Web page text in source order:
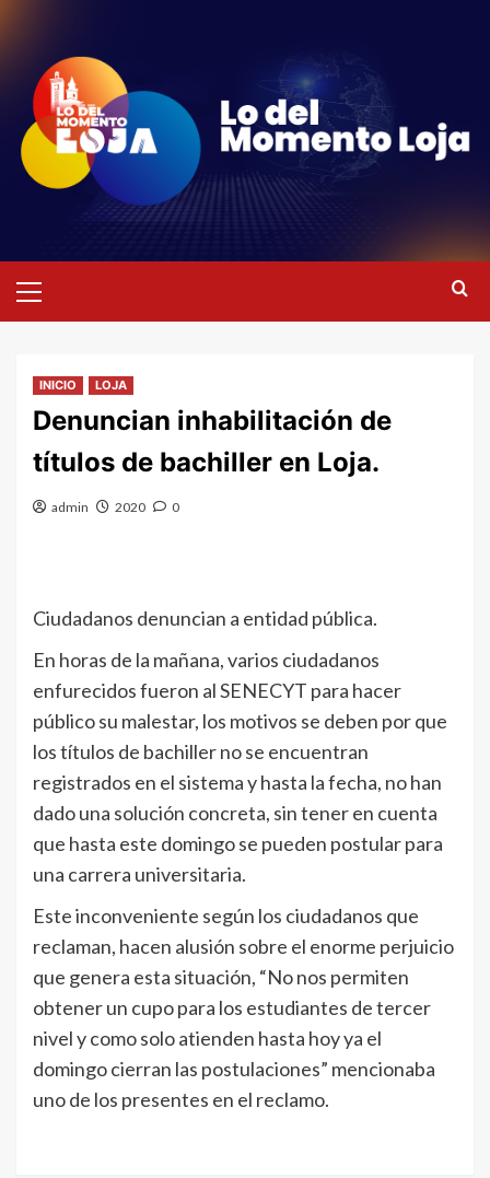
contenido
primario
INICIO LOJA
Denuncian inhabilitación de
títulos de bachiller en Loja.
admin 2020 0
Ciudadanos denuncian a entidad pública.
En horas de la mañana, varios ciudadanos
enfurecidos fueron al SENECYT para hacer
público su malestar, los motivos se deben por que
los títulos de bachiller no se encuentran
registrados en el sistema y hasta la fecha, no han
dado una solución concreta, sin tener en cuenta
que hasta este domingo se pueden postular para
una carrera universitaria.
Este inconveniente según los ciudadanos que
reclaman, hacen alusión sobre el enorme perjuicio
que genera esta situación, “No nos permiten
obtener un cupo para los estudiantes de tercer
nivel y como solo atienden hasta hoy ya el
domingo cierran las postulaciones” mencionaba
uno de los presentes en el reclamo.